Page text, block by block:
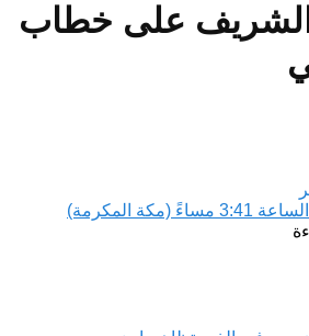
الشريف على خطاب